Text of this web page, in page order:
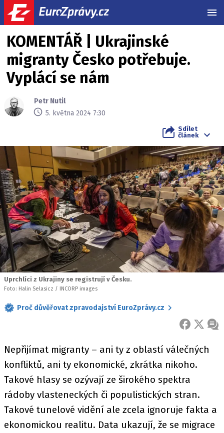
KOMENTÁŘ | Ukrajinské
migranty Česko potřebuje.
Vyplácí se nám
Petr Nutil
5. května 2024 7:30
Sdílet
článek
Uprchlíci z Ukrajiny se registrují v Česku.
Foto: Halin Selasicz / INCORP images
Proč důvěřovat zpravodajství EuroZprávy.cz
FACEBOOK
X
Nepřijímat migranty – ani ty z oblastí válečných
konfliktů, ani ty ekonomické, zkrátka nikoho.
Takové hlasy se ozývají ze širokého spektra
rádoby vlasteneckých či populistických stran.
Takové tunelové vidění ale zcela ignoruje fakta a
ekonomickou realitu. Data ukazují, že se migrace